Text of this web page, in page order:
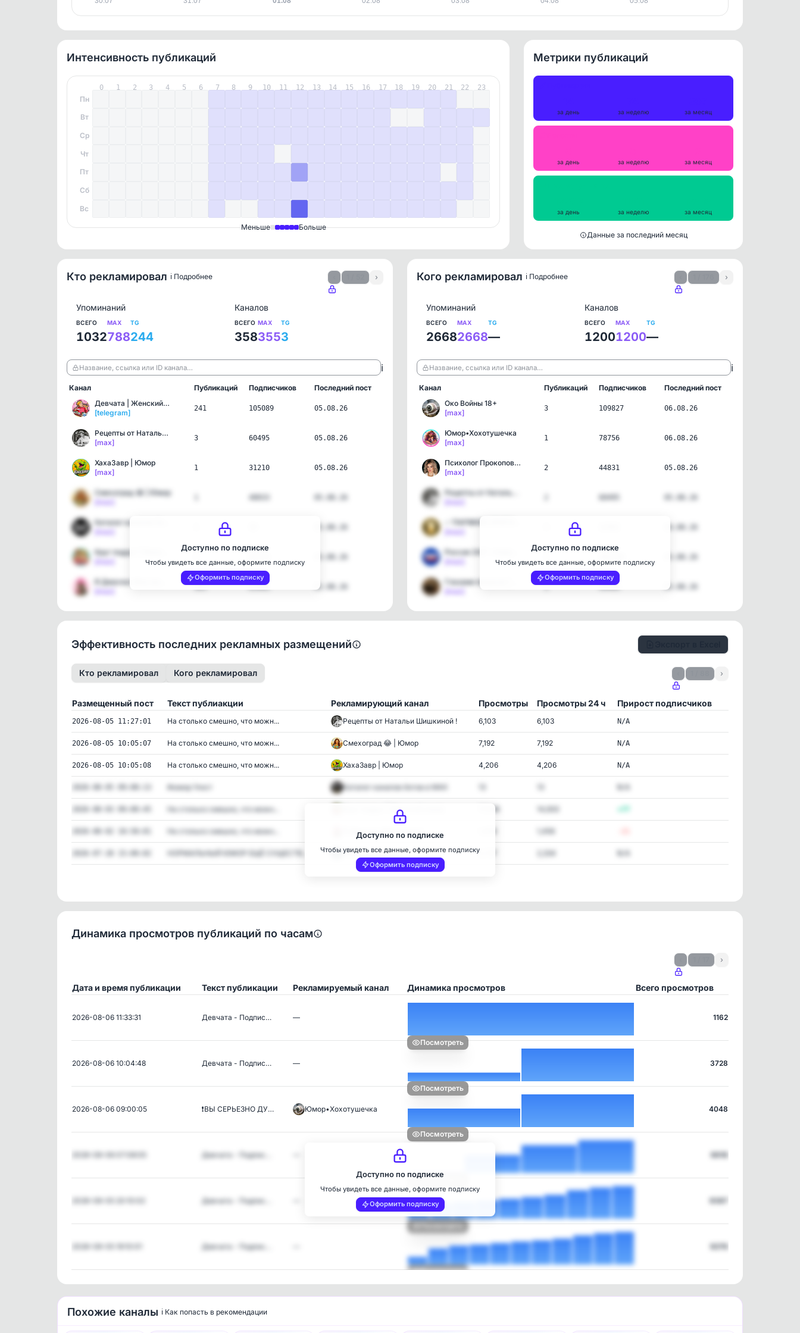
Интенсивность публикаций
0 1 2 3 4 5 6 7 8 9 10 11 12 13 14 15 16 17 18 19 20 21 22 23
Пн
Вт
Ср
Чт
Пт
Сб
Вс
Меньше Больше
Метрики публикаций
за день за неделю за месяц
за день за неделю за месяц
за день за неделю за месяц
Данные за последний месяц
Кто рекламировал ℹ️ Подробнее ›
Упоминаний
ВСЕГО
1032
MAX
788
TG
244
Каналов
ВСЕГО
358
MAX
355
TG
3
Название, ссылка или ID канала… ℹ️
Канал Публикаций Подписчиков
Последний пост
Девчата | Женский Юмор
[telegram]
241 105089 05.08.26
Рецепты от Натальи Шишки…
[max]
3 60495 05.08.26
ХахаЗавр | Юмор
[max]
1 31210 05.08.26
Смехоград 😂 | Юмор
365 63981 02.08.26
Доступно по подписке
Чтобы увидеть все данные, оформите подписку
Оформить подписку
Кого рекламировал ℹ️ Подробнее ›
Упоминаний
ВСЕГО
2668
MAX
2668
TG
—
Каналов
ВСЕГО
1200
MAX
1200
TG
—
Название, ссылка или ID канала… ℹ️
Канал Публикаций Подписчиков
Последний пост
Око Войны 18+
[max]
3 109827 06.08.26
Юмор•Хохотушечка
[max]
1 78756 06.08.26
Психолог Прокопова Ольга
[max]
2 44831 05.08.26
1 49469 03.08.26
Доступно по подписке
Чтобы увидеть все данные, оформите подписку
Оформить подписку
Эффективность последних рекламных размещений
Кто рекламировал Кого рекламировал ›
Размещенный пост Текст публиакции Рекламирующий канал Просмотры Просмотры 24 ч Прирост подписчиков
2026-08-05 11:27:01 На столько смешно, что можн... Рецепты от Натальи Шишкиной ! 6,103 6,103 N/A
2026-08-05 10:05:07 На столько смешно, что можн... Смехоград 😂 | Юмор 7,192 7,192 N/A
2026-08-05 10:05:08 На столько смешно, что можн... ХахаЗавр | Юмор 4,206 4,206 N/A
#юмор 1пост Каталог каналов ботов в MAX
На столько смешно, что можн... Круг подруг | Женский юмор 17,596
На столько смешно, что можн... Я Девочка Мне можно
НОРМАЛЬНЫЙ ЮМОР ЕЩЁ СУЩЕСТВ... Конспиролог #1 2,727
Доступно по подписке
Чтобы увидеть все данные, оформите подписку
Оформить подписку
Динамика просмотров публикаций по часам
›
Дата и время публикации Текст публикации Рекламируемый канал Динамика просмотров Всего просмотров
2026-08-06 11:33:31 Девчата - Подпис… —
Посмотреть
1162
2026-08-06 10:04:48 Девчата - Подпис… —
Посмотреть
3728
2026-08-06 09:00:05 ❗️ВЫ СЕРЬЕЗНО ДУ… Юмор•Хохотушечка
Посмотреть
4048
Девчата - Подпис…
Посмотреть
6618
Девчата - Подпис…
Посмотреть
9387
Девчата - Подпис…
Посмотреть
9278
Доступно по подписке
Чтобы увидеть все данные, оформите подписку
Оформить подписку
Похожие каналы ℹ️ Как попасть в рекомендации